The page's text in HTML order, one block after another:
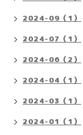
2024-09（1）
2024-07（1）
2024-06（2）
2024-04（1）
2024-03（1）
2024-01（1）